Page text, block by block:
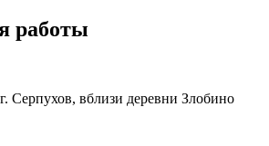
работы
Серпухов, вблизи деревни Злобино